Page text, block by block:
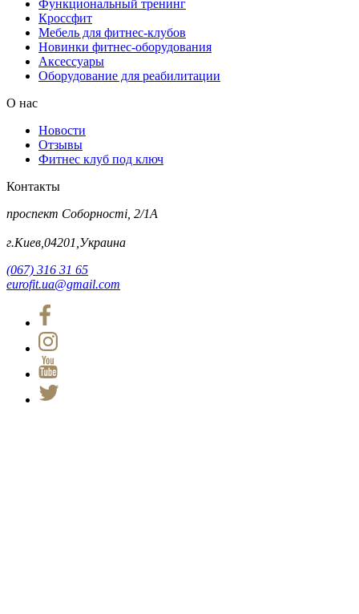
Функциональный тренинг
Кроссфит
Мебель для фитнес-клубов
Новинки фитнес-оборудования
Аксессуары
Оборудование для реабилитации
О нас
Новости
Отзывы
Фитнес клуб под ключ
Контакты
проспект Соборності, 2/1А
г.Киев,04201,Украина
(067) 316 31 65
eurofit.ua@gmail.com